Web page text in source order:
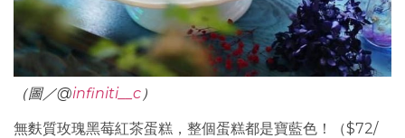
（圖／@infiniti__c ）
無麩質玫瑰黑莓紅茶蛋糕，整個蛋糕都是寶藍色！（$72/